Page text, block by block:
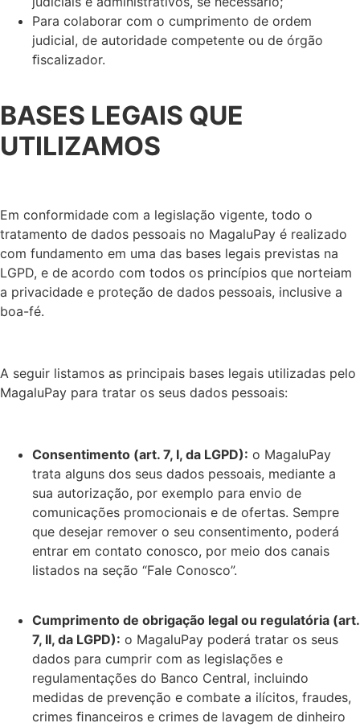
Para colaborar com o cumprimento de ordem
judicial, de autoridade competente ou de órgão
ﬁscalizador.
BASES LEGAIS QUE
UTILIZAMOS
Em conformidade com a legislação vigente, todo o
tratamento de dados pessoais no MagaluPay é realizado
com fundamento em uma das bases legais previstas na
LGPD, e de acordo com todos os princípios que norteiam
a privacidade e proteção de dados pessoais, inclusive a
boa-fé.
A seguir listamos as principais bases legais utilizadas pelo
MagaluPay para tratar os seus dados pessoais:
Consentimento (art. 7, I, da LGPD): o MagaluPay
trata alguns dos seus dados pessoais, mediante a
sua autorização, por exemplo para envio de
comunicações promocionais e de ofertas. Sempre
que desejar remover o seu consentimento, poderá
entrar em contato conosco, por meio dos canais
listados na seção “Fale Conosco”.
Cumprimento de obrigação legal ou regulatória (art.
7, II, da LGPD): o MagaluPay poderá tratar os seus
dados para cumprir com as legislações e
regulamentações do Banco Central, incluindo
medidas de prevenção e combate a ilícitos, fraudes,
crimes ﬁnanceiros e crimes de lavagem de dinheiro